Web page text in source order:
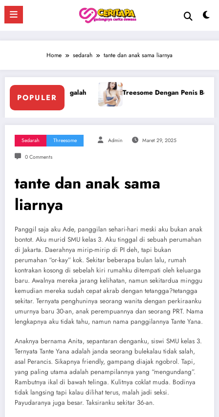
Skip
content
Home sedarah tante dan anak sama liarnya
POPULER
Dengan Penis Besar Pegawai Hotel Ngentot Bersama
Sedarah Threesome Admin Maret 29, 2025
0 Comments
tante dan anak sama
liarnya
Panggil saja aku Ade, panggilan sehari-hari meski aku bukan anak
bontot. Aku murid SMU kelas 3. Aku tinggal di sebuah perumahan
di Jakarta. Daerahnya mirip-mirip di PI deh, tapi bukan
perumahan “or-kay” kok. Sekitar beberapa bulan lalu, rumah
kontrakan kosong di sebelah kiri rumahku ditempati oleh keluarga
baru. Awalnya mereka jarang kelihatan, namun sekitardua minggu
kemudian mereka sudah cepat akrab dengan tetangga?tetangga
sekitar. Ternyata penghuninya seorang wanita dengan perkiraanku
umurnya baru 30-an, anak perempuannya dan seorang PRT. Nama
lengkapnya aku tidak tahu, namun nama panggilannya Tante Yana.
Anaknya bernama Anita, sepantaran denganku, siswi SMU kelas 3.
Ternyata Tante Yana adalah janda seorang bulekalau tidak salah,
asal Perancis. Sikapnya friendly, gampang diajak ngobrol. Tapi,
yang paling utama adalah penampilannya yang “mengundang”.
Rambutnya ikal di bawah telinga. Kulitnya coklat muda. Bodinya
tidak langsing tapi kalau dilihat terus, malah jadi seksi.
Payudaranya juga besar. Taksiranku sekitar 36-an.